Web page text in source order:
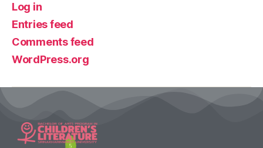
Log in
Entries feed
Comments feed
WordPress.org